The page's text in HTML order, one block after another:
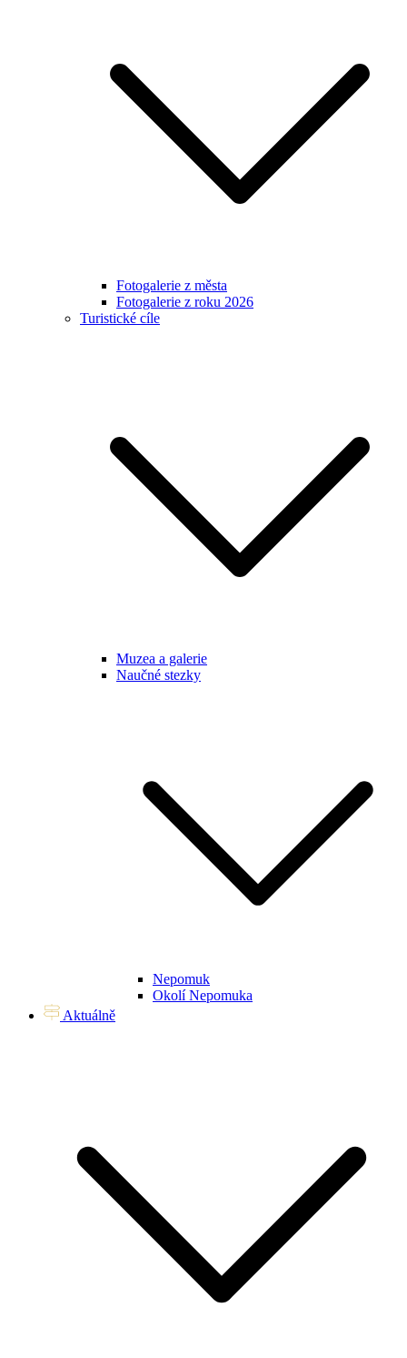
Fotogalerie z města
Fotogalerie z roku 2026
Turistické cíle
Muzea a galerie
Naučné stezky
Nepomuk
Okolí Nepomuka
Aktuálně